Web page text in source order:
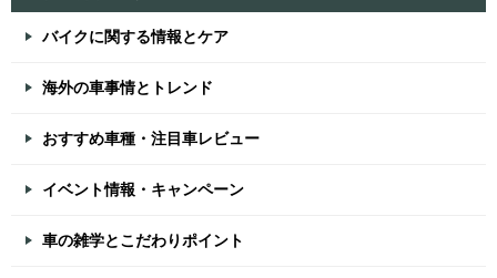
バイクに関する情報とケア
海外の車事情とトレンド
おすすめ車種・注目車レビュー
イベント情報・キャンペーン
車の雑学とこだわりポイント